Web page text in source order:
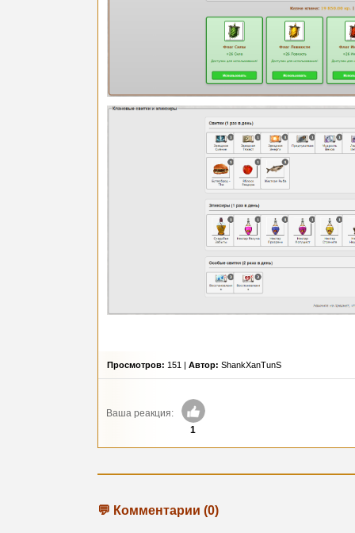
Просмотров: 151 | Автор: ShankXanTunS
Ваша реакция:
1
💬 Комментарии (0)